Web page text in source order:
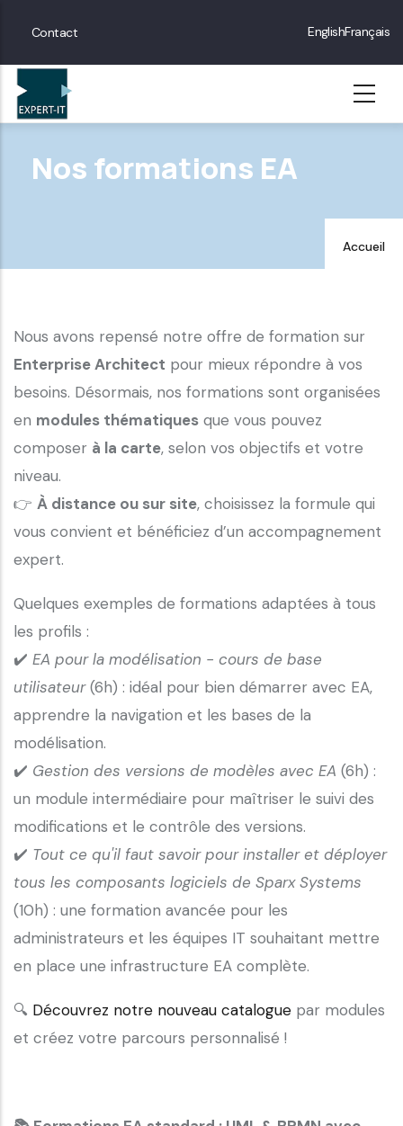
main
content
Menu
Contact EnglishFrançais
Nos formations EA
Accueil
Nous avons repensé notre offre de formation sur
Enterprise Architect pour mieux répondre à vos
besoins. Désormais, nos formations sont organisées
en modules thématiques que vous pouvez
composer à la carte, selon vos objectifs et votre
niveau.
👉 À distance ou sur site, choisissez la formule qui
vous convient et bénéficiez d’un accompagnement
expert.
Quelques exemples de formations adaptées à tous
les profils :
✔️ EA pour la modélisation - cours de base
utilisateur(6h) : idéal pour bien démarrer avec EA,
apprendre la navigation et les bases de la
modélisation.
✔️ Gestion des versions de modèles avec EA (6h) :
un module intermédiaire pour maîtriser le suivi des
modifications et le contrôle des versions.
✔️ Tout ce qu'il faut savoir pour installer et déployer
tous les composants logiciels de Sparx Systems
(10h) : une formation avancée pour les
administrateurs et les équipes IT souhaitant mettre
en place une infrastructure EA complète.
🔍 Découvrez notre nouveau catalogue par modules
et créez votre parcours personnalisé !